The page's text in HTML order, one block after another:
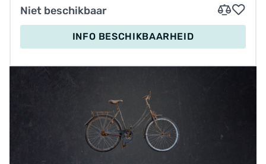
Niet beschikbaar
INFO BESCHIKBAARHEID